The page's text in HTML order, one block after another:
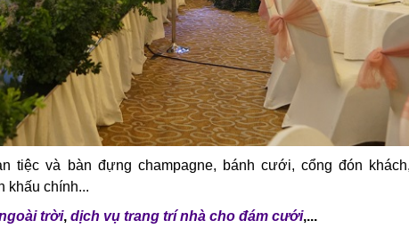
tiệc và bàn đựng champagne, bánh cưới, cổng đón
khấu chính...
trời, dịch vụ trang trí nhà cho đám cưới,...